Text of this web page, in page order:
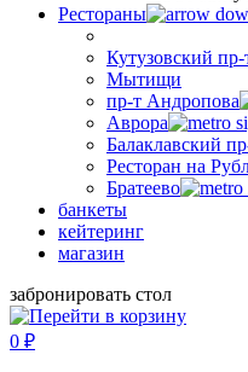
Рестораны
Кутузовский пр-
Мытищи
пр-т Андропова
Аврора
Балаклавский
Ресторан на
Братеево
банкеты
кейтеринг
магазин
забронировать стол
0 ₽